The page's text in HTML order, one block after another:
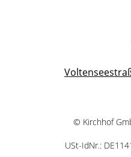
© Kirchhof
USt-IdNr.: